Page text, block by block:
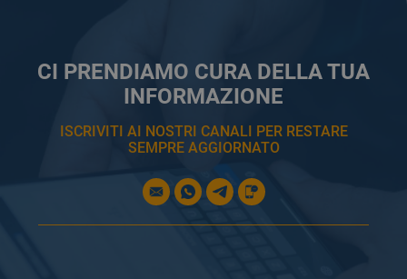
CI PRENDIAMO CURA DELLA TUA
INFORMAZIONE
ISCRIVITI AI NOSTRI CANALI PER RESTARE
SEMPRE AGGIORNATO